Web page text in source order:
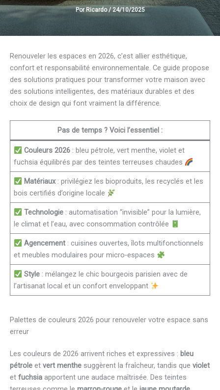
Por Ricardo / 24/10/2025
Renouveler les espaces en 2026, c’est allier esthétique,
confort et responsabilité environnementale. Ce guide propose
des solutions pratiques pour transformer votre maison avec
des solutions intelligentes, des matériaux durables et des
choix de design qui font vraiment la différence.
Pas de temps ? Voici l’essentiel :
Couleurs 2026: bleu pétrole, vert menthe, violet et
fuchsia équilibrés par des teintes terreuses chaudes
Matériaux: privilégiez les bioproduits, les recyclés et les
bois certifiés d’origine locale
Technologie: automatisation “invisible” pour la lumière,
le climat et l’eau, avec consommation contrôlée
Agencement: cuisines ouvertes, îlots multifonctionnels
et meubles modulaires pour micro-espaces
Style: mélangez le chic bourgeois parisien avec de
l’artisanat local et un confort enveloppant
Palettes de couleurs 2026 pour renouveler votre espace sans
erreur
Les couleurs de 2026 arrivent riches et expressives : bleu
pétrole et vert menthe suggèrent la fraîcheur, tandis que violet
et fuchsia apportent une audace maîtrisée. Des teintes